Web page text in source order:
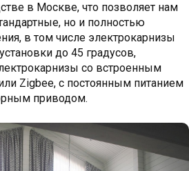
в Москве, что позволяет нам
но и полностью
в том числе электрокарнизы
до 45 градусов,
со встроенным
Zigbee, с постоянным питанием
приводом.